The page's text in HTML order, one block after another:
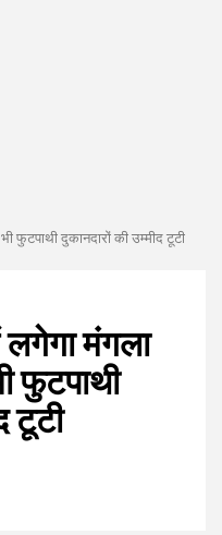
फुटपाथी दुकानदारों की उम्मीद टूटी
मंगला
फुटपाथी
टूटी